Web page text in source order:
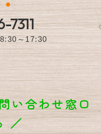
7311
～17:30
い合わせ窓口
／